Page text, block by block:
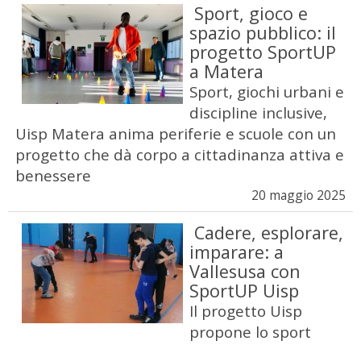
Sport, gioco e
spazio pubblico: il
progetto SportUP
a Matera
Sport, giochi urbani e
discipline inclusive,
Uisp Matera anima periferie e scuole con un
progetto che dà corpo a cittadinanza attiva e
benessere
20 maggio 2025
Cadere, esplorare,
imparare: a
Vallesusa con
SportUP Uisp
Il progetto Uisp
propone lo sport